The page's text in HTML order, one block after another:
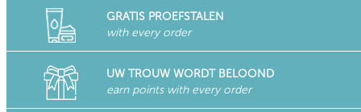
GRATIS PROEFSTALEN
with every order
UW TROUW WORDT BELOOND
earn points with every order